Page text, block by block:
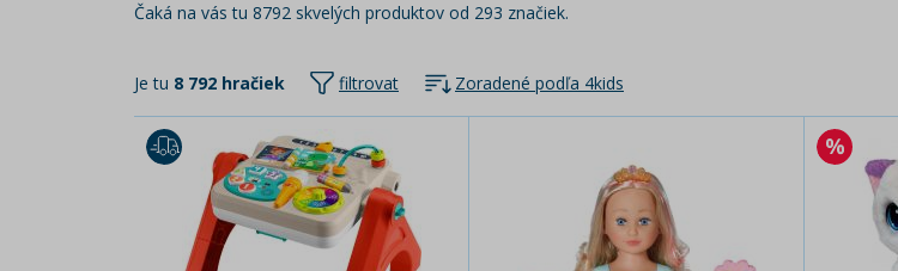
Čaká na vás tu 8792 skvelých produktov od 293 značiek.
Je tu 8 792 hračiek filtrovat Zoradené podľa 4kids